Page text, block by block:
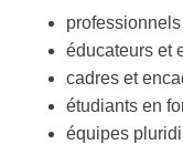
éducateurs et
cadres et
étudiants en
équipes